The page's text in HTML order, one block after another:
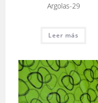
Argolas-29
Leer más